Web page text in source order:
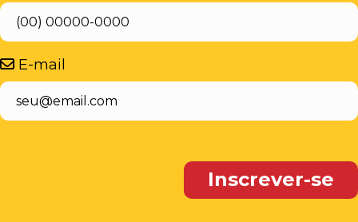
E-mail